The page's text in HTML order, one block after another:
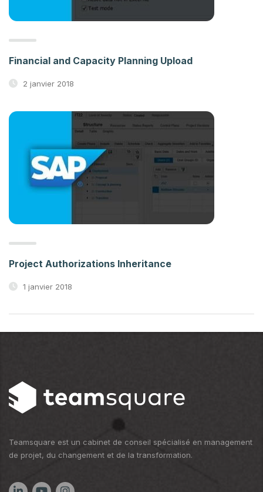
Financial and Capacity Planning Upload
2 janvier 2018
Project Authorizations Inheritance
1 janvier 2018
Teamsquare est un cabinet de conseil spécialisé en management
de projet, du changement et de la transformation.